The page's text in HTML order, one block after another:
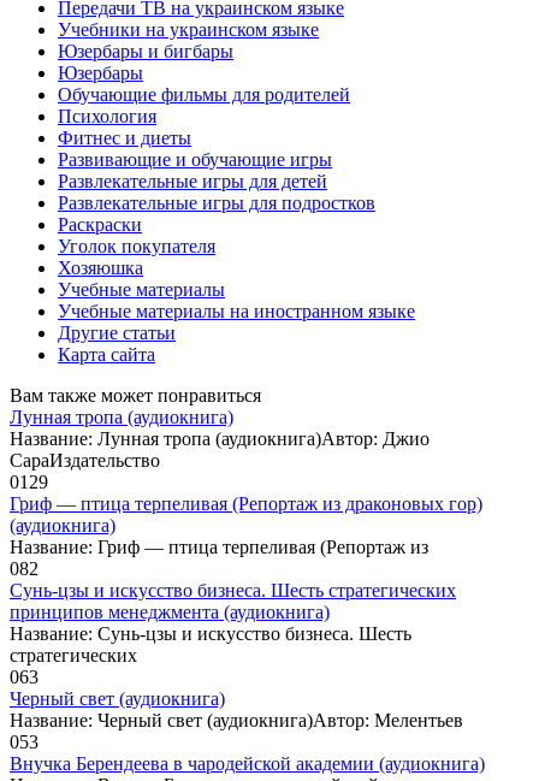
Передачи ТВ на украинском языке
Учебники на украинском языке
Юзербары и бигбары
Юзербары
Обучающие фильмы для родителей
Психология
Фитнес и диеты
Развивающие и обучающие игры
Развлекательные игры для детей
Развлекательные игры для подростков
Раскраски
Уголок покупателя
Хозяюшка
Учебные материалы
Учебные материалы на иностранном языке
Другие статьи
Карта сайта
Вам также может понравиться
Лунная тропа (аудиокнига)
Название: Лунная тропа (аудиокнига)Автор: Джио
СараИздательство
0129
Гриф — птица терпеливая (Репортаж из драконовых гор)
(аудиокнига)
Название: Гриф — птица терпеливая (Репортаж из
082
Сунь-цзы и искусство бизнеса. Шесть стратегических
принципов менеджмента (аудиокнига)
Название: Сунь-цзы и искусство бизнеса. Шесть
стратегических
063
Черный свет (аудиокнига)
Название: Черный свет (аудиокнига)Автор: Мелентьев
053
Внучка Берендеева в чародейской академии (аудиокнига)